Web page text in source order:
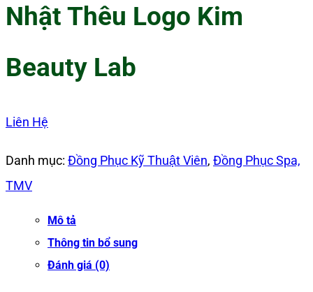
Nhật Thêu Logo Kim
Beauty Lab
Liên Hệ
Danh mục: Đồng Phục Kỹ Thuật Viên, Đồng Phục Spa,
TMV
Mô tả
Thông tin bổ sung
Đánh giá (0)